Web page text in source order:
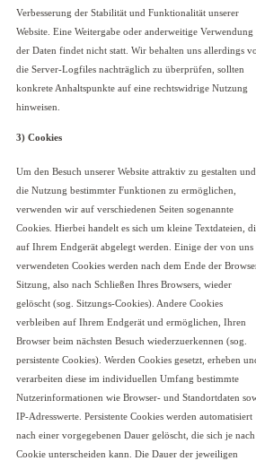
Verbesserung der Stabilität und Funktionalität unserer
Website. Eine Weitergabe oder anderweitige Verwendung
der Daten findet nicht statt. Wir behalten uns allerdings
die Server-Logfiles nachträglich zu überprüfen, sollten
konkrete Anhaltspunkte auf eine rechtswidrige Nutzung
hinweisen.
3) Cookies
Um den Besuch unserer Website attraktiv zu gestalten und
die Nutzung bestimmter Funktionen zu ermöglichen,
verwenden wir auf verschiedenen Seiten sogenannte
Cookies. Hierbei handelt es sich um kleine Textdateien,
auf Ihrem Endgerät abgelegt werden. Einige der von uns
verwendeten Cookies werden nach dem Ende der
Sitzung, also nach Schließen Ihres Browsers, wieder
gelöscht (sog. Sitzungs-Cookies). Andere Cookies
verbleiben auf Ihrem Endgerät und ermöglichen, Ihren
Browser beim nächsten Besuch wiederzuerkennen (sog.
persistente Cookies). Werden Cookies gesetzt, erheben
verarbeiten diese im individuellen Umfang bestimmte
Nutzerinformationen wie Browser- und Standortdaten
IP-Adresswerte. Persistente Cookies werden automatisiert
nach einer vorgegebenen Dauer gelöscht, die sich je nach
Cookie unterscheiden kann. Die Dauer der jeweiligen